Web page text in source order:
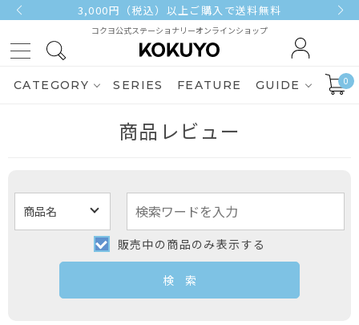
3,000円（税込）以上ご購入で送料無料
コクヨ公式ステーショナリーオンラインショップ
CATEGORY SERIES FEATURE GUIDE 0
商品レビュー
販売中の商品のみ表示する